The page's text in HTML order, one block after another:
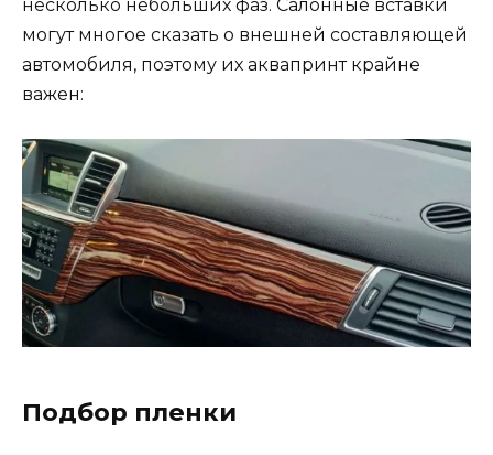
несколько небольших фаз. Салонные вставки
могут многое сказать о внешней составляющей
автомобиля, поэтому их аквапринт крайне
важен:
Подбор пленки